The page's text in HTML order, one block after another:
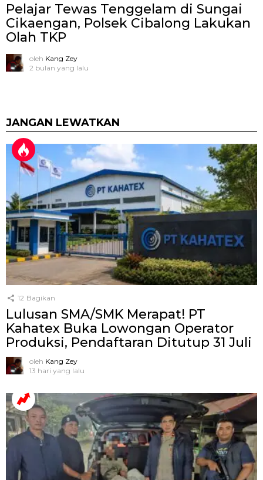
Pelajar Tewas Tenggelam di Sungai
Cikaengan, Polsek Cibalong Lakukan
Olah TKP
oleh Kang Zey
2 bulan yang lalu
JANGAN LEWATKAN
12 Bagikan
Lulusan SMA/SMK Merapat! PT
Kahatex Buka Lowongan Operator
Produksi, Pendaftaran Ditutup 31 Juli
oleh Kang Zey
13 hari yang lalu